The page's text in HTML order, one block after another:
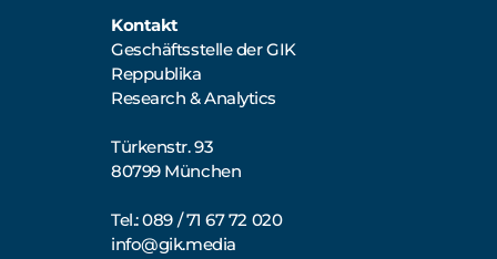
Kontakt
Geschäftsstelle der GIK
Reppublika
Research & Analytics
Türkenstr. 93
80799 München
Tel.: 089 / 71 67 72 020
info@gik.media